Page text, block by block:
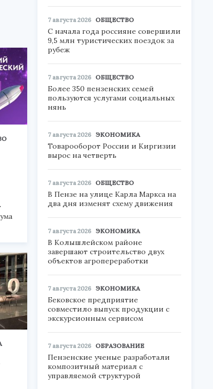
7 августа 2026 ОБЩЕСТВО
С начала года россияне совершили
9,5 млн туристических поездок за
рубеж
7 августа 2026 ОБЩЕСТВО
Более 350 пензенских семей
пользуются услугами социальных
нянь
7 августа 2026 ЭКОНОМИКА
Товарооборот России и Киргизии
вырос на четверть
7 августа 2026 ОБЩЕСТВО
В Пензе на улице Карла Маркса на
два дня изменят схему движения
7 августа 2026 ЭКОНОМИКА
В Колышлейском районе
завершают строительство двух
объектов агропереработки
7 августа 2026 ЭКОНОМИКА
Бековское предприятие
совместило выпуск продукции с
экскурсионным сервисом
7 августа 2026 ОБРАЗОВАНИЕ
Пензенские ученые разработали
композитный материал с
управляемой структурой